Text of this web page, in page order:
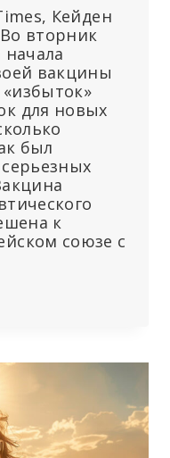
Кейден
вторник
вакцины
«избыток»
для новых
был
к
союзе с